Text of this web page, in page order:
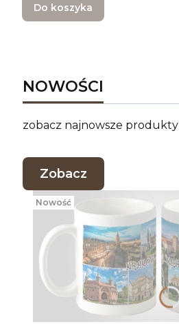
Do koszyka
NOWOŚCI
zobacz najnowsze produkty
Zobacz
Nowość